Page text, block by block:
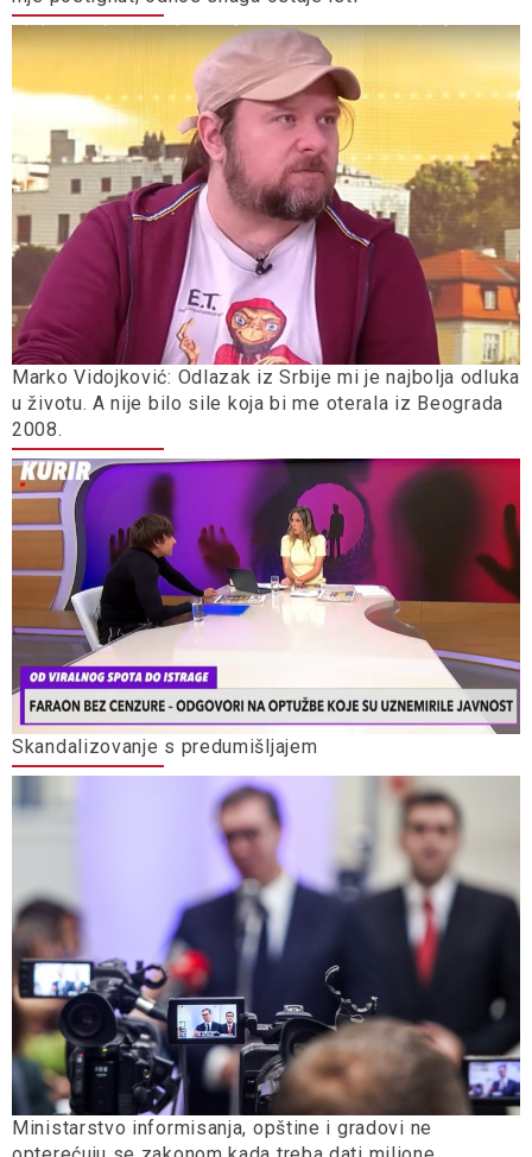
Marko Vidojković: Odlazak iz Srbije mi je najbolja odluka
u životu. A nije bilo sile koja bi me oterala iz Beograda
2008.
Skandalizovanje s predumišljajem
Ministarstvo informisanja, opštine i gradovi ne